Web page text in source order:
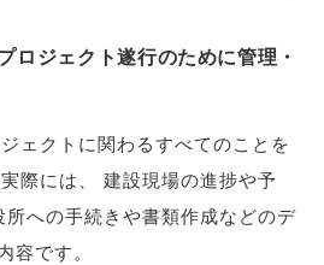
ロジェクト遂行のために管理・
ェクトに関わるすべてのことを
実際には
建設現場の進捗や予
所への手続きや書類作成などのデ
容です。